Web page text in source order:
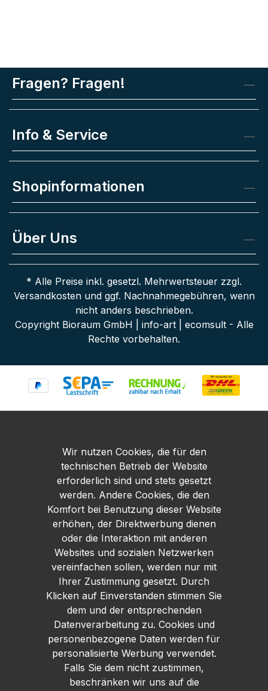
Fragen? Fragen!
Info & Service
Shopinformationen
Über Uns
* Alle Preise inkl. gesetzl. Mehrwertsteuer zzgl.
Versandkostenund ggf. Nachnahmegebühren, wenn
nicht anders beschrieben.
Copyright Bioraum GmbH | info-art | ecomsult - Alle
Rechte vorbehalten.
Wir nutzen Cookies, die für den
technischen Betrieb der Website
erforderlich sind und stets gesetzt
werden. Andere Cookies, die den
Komfort bei Benutzung dieser Website
erhöhen, der Direktwerbung dienen
oder die Interaktion mit anderen
Websites und sozialen Netzwerken
vereinfachen sollen, werden nur mit
Ihrer Zustimmung gesetzt. Durch
Klicken auf Einverstanden stimmen Sie
dem und der entsprechenden
Datenverarbeitung zu. Cookies und
personenbezogene Daten werden für
personalisierte Werbung verwendet.
Falls Sie dem nicht zustimmen,
beschränken wir uns auf die